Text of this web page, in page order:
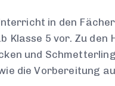
in den
Klasse 5 vor. Zu den
und
die Vorbereitung